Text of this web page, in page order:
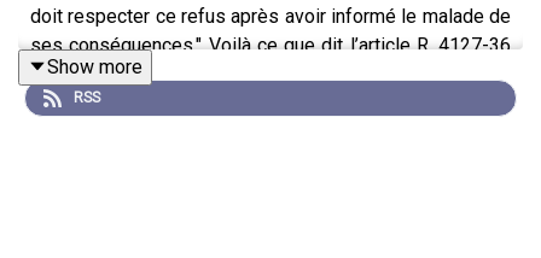
doit respecter ce refus après avoir informé le malade de
ses conséquences." Voilà ce que dit l’article R. 4127-36
du code de la santé publique.
pas entendu, pas écouté, pas respecté. Elle a même cru
Show more
RSS